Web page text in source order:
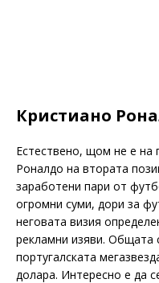
Кристиано
Естествено, щом не е на
Роналдо на втората
заработени пари от
огромни суми, дори за
неговата визия
рекламни изяви. Общата
португалската
долара. Интересно е да